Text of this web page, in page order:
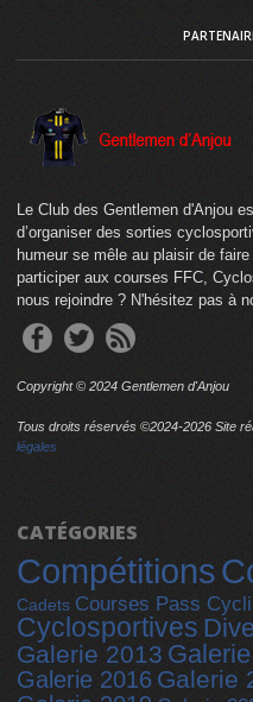
Le Club des Gentlemen d'Anjou
d’organiser des sorties
humeur se mêle au plaisir de
participer aux courses FFC,
nous rejoindre ? N'hésitez pas à
Copyright © 2024 Gentlemen d'Anjou
Tous droits réservés ©2024-2026 Site
légales
CATÉGORIES
Compétitions
Cadets Courses Pass
Cyclosportives
Galerie 2013
Galerie 2016 Galerie